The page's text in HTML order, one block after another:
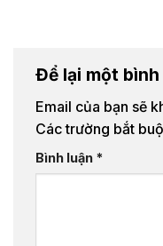
Để lại một bình
Email của bạn sẽ
Các trường bắt
Bình luận *